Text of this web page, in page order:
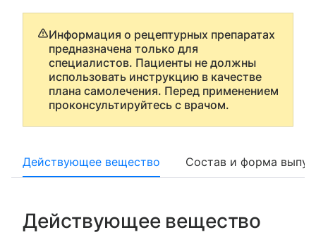
Информация о рецептурных препаратах
предназначена только для
специалистов. Пациенты не должны
использовать инструкцию в качестве
плана самолечения. Перед применением
проконсультируйтесь с врачом.
Действующее вещество Состав и форма
Действующее вещество